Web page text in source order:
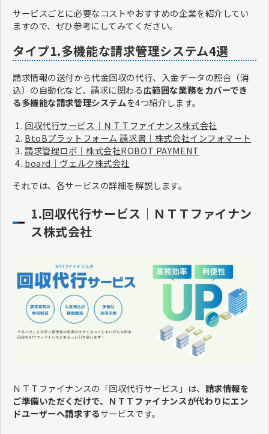
サービスごとに必要なコストやおすすめの企業を紹介してい
ますので、ぜひ参考にしてみてください。
タイプ1.多機能な請求管理システム4選
請求情報の送付から代金回収の代行、入金データの照合（消
込）の自動化など、請求に関わる広範囲な業務をカバーでき
る多機能な請求管理システムを4つ紹介します。
回収代行サービス｜ＮＴＴファイナンス株式会社
BtoBプラットフォーム 請求書｜株式会社インフォマート
請求管理ロボ｜株式会社ROBOT PAYMENT
board｜ヴェルク株式会社
それでは、各サービスの詳細を解説します。
1.回収代行サービス｜ＮＴＴファイナン
ス株式会社
ＮＴＴファイナンスの「回収代行サービス」は、 請求情報を
ご準備いただくだけで、ＮＴＴファイナンスが代わりにエン
ドユーザーへ請求するサービスです。